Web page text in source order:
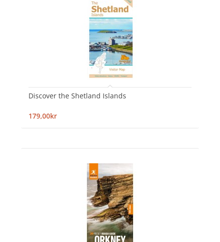
Discover the Shetland Islands
179,00kr